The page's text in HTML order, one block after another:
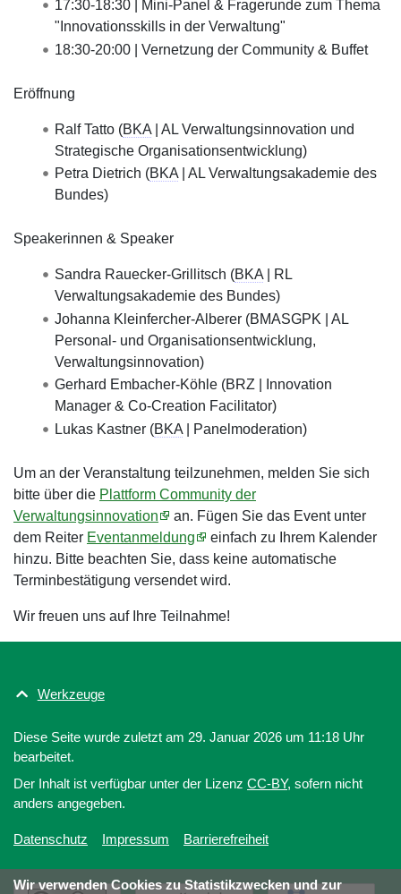
17:30-18:30 | Mini-Panel & Fragerunde zum Thema
"Innovationsskills in der Verwaltung"
18:30-20:00 | Vernetzung der Community & Buffet
Eröffnung
Ralf Tatto (BKA| AL Verwaltungsinnovation und
Strategische Organisationsentwicklung)
Petra Dietrich (BKA| AL Verwaltungsakademie des
Bundes)
Speakerinnen & Speaker
Sandra Rauecker-Grillitsch (BKA| RL
Verwaltungsakademie des Bundes)
Johanna Kleinfercher-Alberer (BMASGPK | AL
Personal- und Organisationsentwicklung,
Verwaltungsinnovation)
Gerhard Embacher-Köhle (BRZ | Innovation
Manager & Co-Creation Facilitator)
Lukas Kastner (BKA| Panelmoderation)
Um an der Veranstaltung teilzunehmen, melden Sie sich
bitte über die Plattform Community der
Verwaltungsinnovation
an. Fügen Sie das Event unter
dem Reiter Eventanmeldung
einfach zu Ihrem Kalender
hinzu. Bitte beachten Sie, dass keine automatische
Terminbestätigung versendet wird.
Wir freuen uns auf Ihre Teilnahme!
Wir verwenden Cookies zu Statistikzwecken und zur
Werkzeuge
Diese Seite wurde zuletzt am 29. Januar 2026 um 11:18 Uhr
bearbeitet.
Der Inhalt ist verfügbar unter der Lizenz CC-BY, sofern nicht
anders angegeben.
Datenschutz Impressum Barrierefreiheit